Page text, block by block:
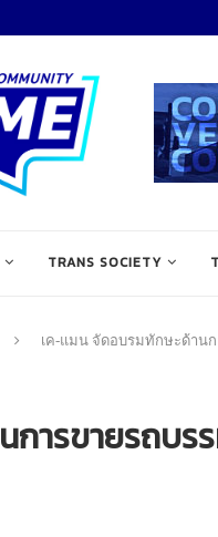
TRANS SOCIETY
เค-แมน จัดอบรมทักษะด้าน
ารขายรถบร